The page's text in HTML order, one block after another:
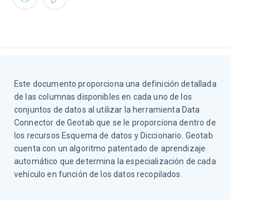
Este documento proporciona una definición detallada
de las columnas disponibles en cada uno de los
conjuntos de datos al utilizar la herramienta Data
Connector de Geotab que se le proporciona dentro de
los recursos Esquema de datos y Diccionario. Geotab
cuenta con un algoritmo patentado de aprendizaje
automático que determina la especialización de cada
vehículo en función de los datos recopilados.